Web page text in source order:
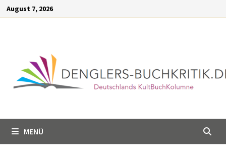
springen
Zum
Inhalt
August 7, 2026
MENÜ